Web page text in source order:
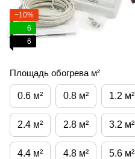
−10%
6
6
Площадь обогрева м²
0.6 м² 0.8 м² 1.2 м²
2.4 м² 2.8 м² 3.2 м²
4.4 м² 4.8 м² 5.6 м²